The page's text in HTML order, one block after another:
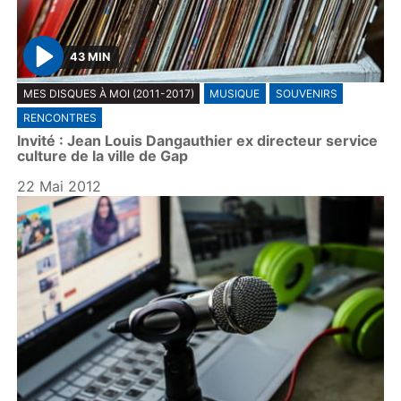
P
l
a
y
43 MIN
MES DISQUES À MOI (2011-2017) MUSIQUE
SOUVENIRS
RENCONTRES
Invité : Jean Louis Dangauthier ex directeur service
culture de la ville de Gap
22 Mai 2012